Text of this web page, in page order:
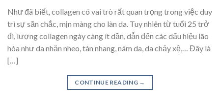
‍Như đã biết, collagen có vai trò rất quan trọng trong việc duy
trì sự săn chắc, mịn màng cho làn da. Tuy nhiên từ tuổi 25 trở
đi, lượng collagen ngày càng ít dần, dẫn đến các dấu hiệu lão
hóa như da nhăn nheo, tàn nhang, nám da, da chảy xệ,… Đây là
[…]
CONTINUE READING →